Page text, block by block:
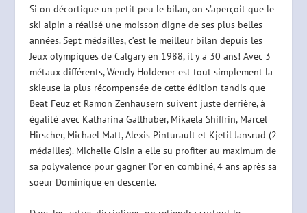
Si on décortique un petit peu le bilan, on s’aperçoit que le
ski alpin a réalisé une moisson digne de ses plus belles
années. Sept médailles, c’est le meilleur bilan depuis les
Jeux olympiques de Calgary en 1988, il y a 30 ans! Avec 3
métaux différents, Wendy Holdener est tout simplement la
skieuse la plus récompensée de cette édition tandis que
Beat Feuz et Ramon Zenhäusern suivent juste derrière, à
égalité avec Katharina Gallhuber, Mikaela Shiffrin, Marcel
Hirscher, Michael Matt, Alexis Pinturault et Kjetil Jansrud (2
médailles). Michelle Gisin a elle su profiter au maximum de
sa polyvalence pour gagner l’or en combiné, 4 ans après sa
soeur Dominique en descente.